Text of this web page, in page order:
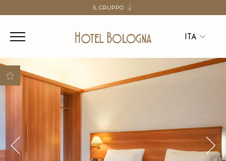
IL GRUPPO
HOTEL DE LA VILLE
HOTEL ANTONELLA
ITA
ITA
ENG
Flessibilità nella